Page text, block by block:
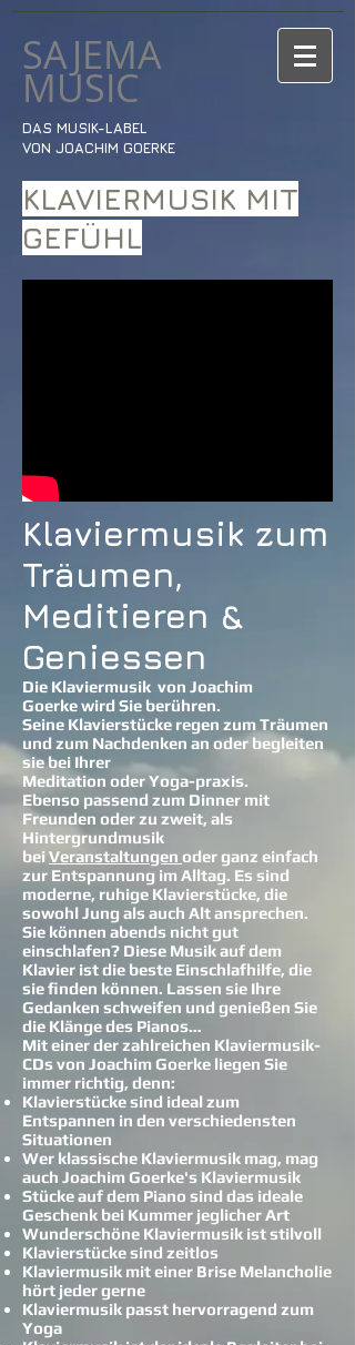
SAJEMA
MUSIC
DAS MUSIK-LABEL
VON JOACHIM GOERKE
KLAVIERMUSIK MIT
GEFÜHL
Klaviermusik zum
Träumen,
Meditieren &
Geniessen
Die Klaviermusik von Joachim
Goerke wird Sie berühren.
Seine Klavierstücke regen zum Träumen
und zum Nachdenken an oder begleiten
sie bei Ihrer
Meditation oder Yoga-praxis.
Ebenso passend zum Dinner mit
Freunden oder zu zweit, als
Hintergrundmusik
bei Veranstaltungen oder ganz einfach
zur Entspannung im Alltag. Es sind
moderne, ruhige Klavierstücke, die
sowohl Jung als auch Alt ansprechen.
Sie können abends nicht gut
einschlafen? Diese Musik auf dem
Klavier ist die beste Einschlafhilfe, die
sie finden können. Lassen sie Ihre
Gedanken schweifen und genießen Sie
die Klänge des Pianos…
Mit einer der zahlreichen Klaviermusik-
CDs von Joachim Goerke liegen Sie
immer richtig, denn:
Klavierstücke sind ideal zum
Entspannen in den verschiedensten
Situationen
Wer klassische Klaviermusik mag, mag
auch Joachim Goerke's Klaviermusik
Stücke auf dem Piano sind das ideale
Geschenk bei Kummer jeglicher Art
Wunderschöne Klaviermusik ist stilvoll
Klavierstücke sind zeitlos
Klaviermusik mit einer Brise Melancholie
hört jeder gerne
Klaviermusik passt hervorragend zum
Yoga